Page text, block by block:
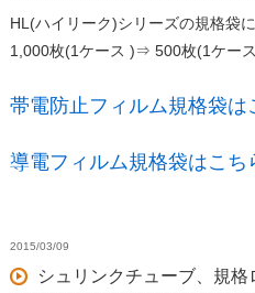
HL(ハイリーク)シリーズの規格袋
1,000枚(1ケース )⇒ 500枚(1ケー
帯電防止フィルム規格袋は
導電フィルム規格袋はこち
2015/03/09
シュリンクチューブ、規